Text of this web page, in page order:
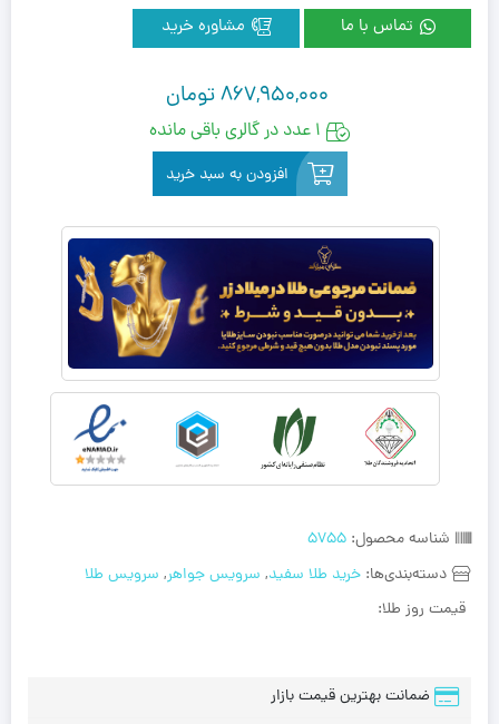
شناسه محصول: 5755
دسته‌بندی‌ها: خرید طلا سفید, سرویس جواهر, سرویس طلا
قیمت روز طلا:
تماس با ما
ضمانت بهترین قیمت بازار
867,950,000تومان
1 عدد در گالری باقی مانده
افزودن به سبد خرید